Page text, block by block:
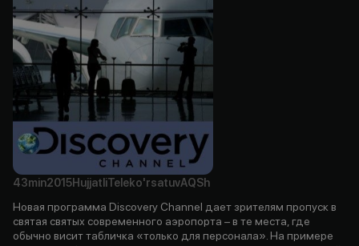
43min2015HujjatliTeleko'rsatuvAQSh
Новая программа Discovery Channel дает зрителям пропуск в
святая святых современного аэропорта – в те места, где
обычно висит табличка «только для персонала». На примере